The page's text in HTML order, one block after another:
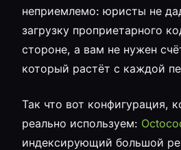
неприемлемо: юристы не
загрузку проприетарного
стороне, а вам не нужен
который растёт с каждой
Так что вот конфигурация,
реально используем:
индексирующий большой